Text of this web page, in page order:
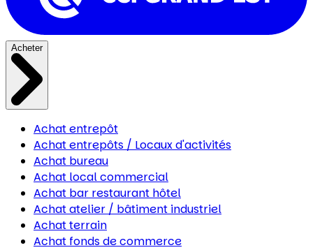
Acheter
Achat entrepôt
Achat entrepôts / Locaux d'activités
Achat bureau
Achat local commercial
Achat bar restaurant hôtel
Achat atelier / bâtiment industriel
Achat terrain
Achat fonds de commerce